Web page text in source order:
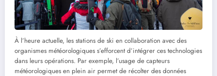
À l’heure actuelle, les stations de ski en collaboration avec des
organismes météorologiques s’efforcent d’intégrer ces technologies
dans leurs opérations. Par exemple, l’usage de capteurs
météorologiques en plein air permet de récolter des données